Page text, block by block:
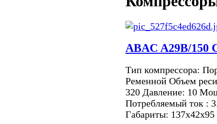
ABAC A29B/150
Тип компрессора:
Ременной Объем
320 Давление: 10
Потребляемый ток :
Габариты: